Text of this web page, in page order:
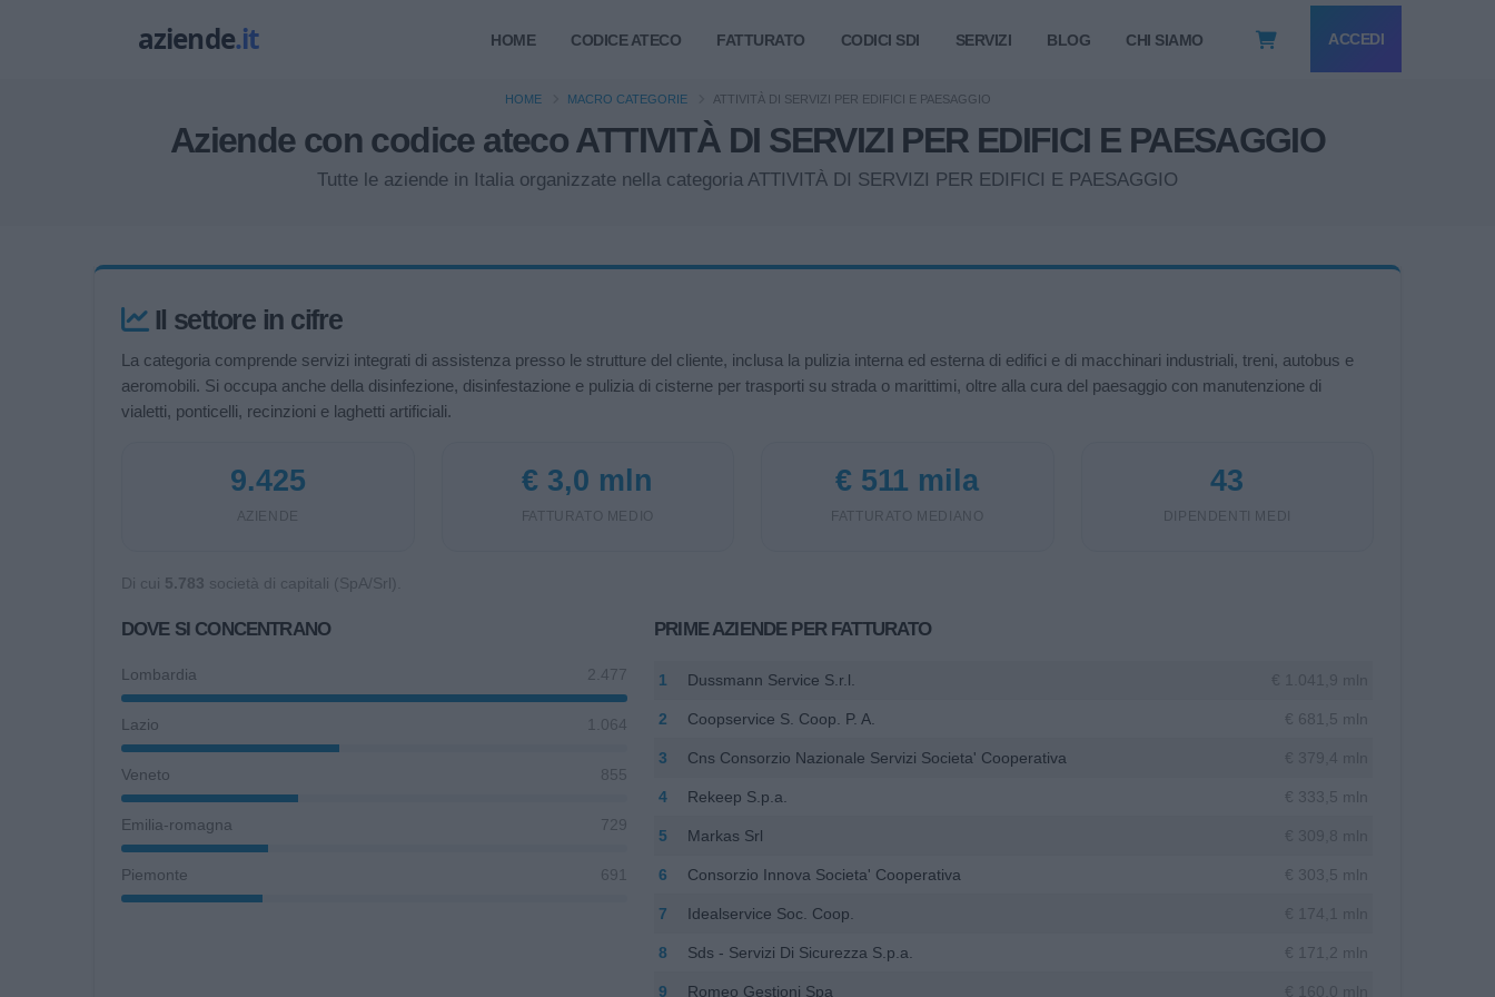
HOME CODICE ATECO FATTURATO CODICI SDI SERVIZI BLOG CHI SIAMO ACCEDI
Aziende con codice ateco ATTIVITÀ DI SERVIZI PER EDIFICI E PAESAGGIO
Tutte le aziende in Italia organizzate nella categoria ATTIVITÀ DI SERVIZI PER EDIFICI E PAESAGGIO
HOME MACRO CATEGORIE ATTIVITÀ DI SERVIZI PER EDIFICI E PAESAGGIO
Il settore in cifre
La categoria comprende servizi integrati di assistenza presso le strutture del cliente, inclusa la pulizia interna ed esterna di edifici e di macchinari industriali, treni, autobus e
aeromobili. Si occupa anche della disinfezione, disinfestazione e pulizia di cisterne per trasporti su strada o marittimi, oltre alla cura del paesaggio con manutenzione di
vialetti, ponticelli, recinzioni e laghetti artificiali.
9.425
AZIENDE
€ 3,0 mln
FATTURATO MEDIO
€ 511 mila
FATTURATO MEDIANO
43
DIPENDENTI MEDI
Di cui 5.783 società di capitali (SpA/Srl).
DOVE SI CONCENTRANO
Lombardia 2.477
Lazio 1.064
Veneto 855
Emilia-romagna 729
Piemonte 691
PRIME AZIENDE PER FATTURATO
1 Dussmann Service S.r.l.
2 Coopservice S. Coop. P. A. € 681,5 mln
3 Cns Consorzio Nazionale Servizi Societa' Cooperativa
4 Rekeep S.p.a. € 333,5 mln
5 Markas Srl
6 Consorzio Innova Societa' Cooperativa € 303,5 mln
7 Idealservice Soc. Coop.
8 Sds - Servizi Di Sicurezza S.p.a. € 171,2 mln
9 Romeo Gestioni Spa